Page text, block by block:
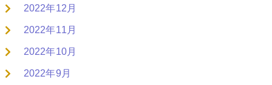
2022年12月
2022年11月
2022年10月
2022年9月